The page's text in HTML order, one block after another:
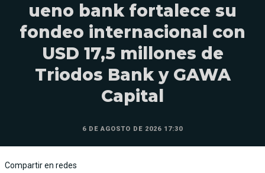
ueno bank fortalece su
fondeo internacional con
USD 17,5 millones de
Triodos Bank y GAWA
Capital
6 DE AGOSTO DE 2026 17:30
Compartir en redes